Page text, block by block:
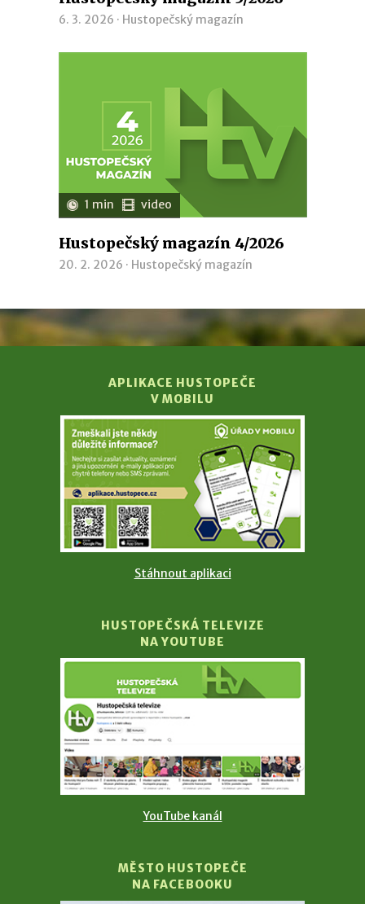
6. 3. 2026 · Hustopečský magazín
1 min video
Hustopečský magazín 4/2026
20. 2. 2026 · Hustopečský magazín
APLIKACE HUSTOPEČE
V MOBILU
Stáhnout aplikaci
HUSTOPEČSKÁ TELEVIZE
NA YOUTUBE
YouTube kanál
MĚSTO HUSTOPEČE
NA FACEBOOKU